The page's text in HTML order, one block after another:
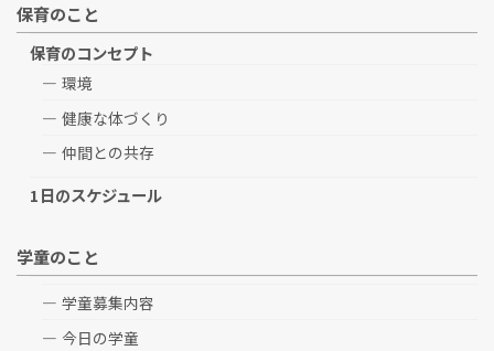
保育のこと
保育のコンセプト
環境
健康な体づくり
仲間との共存
1日のスケジュール
学童のこと
学童募集内容
今日の学童